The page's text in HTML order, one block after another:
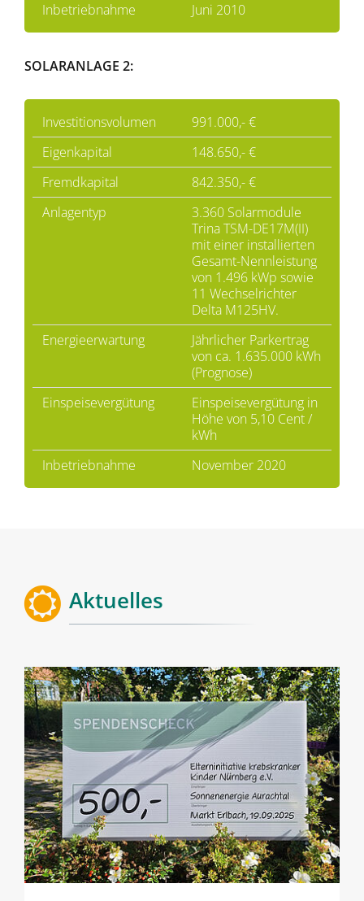
Inbetriebnahme
Juni 2010
SOLARANLAGE 2:
Investitionsvolumen
991.000,- €
Eigenkapital
148.650,- €
Fremdkapital
842.350,- €
Anlagentyp
3.360 Solarmodule
Trina TSM-DE17M(II)
mit einer installierten
Gesamt-Nennleistung
von 1.496 kWp sowie
11 Wechselrichter
Delta M125HV.
Energieerwartung
Jährlicher Parkertrag
von ca. 1.635.000 kWh
(Prognose)
Einspeisevergütung
Einspeisevergütung in
Höhe von 5,10 Cent /
kWh
Inbetriebnahme
November 2020
Aktuelles